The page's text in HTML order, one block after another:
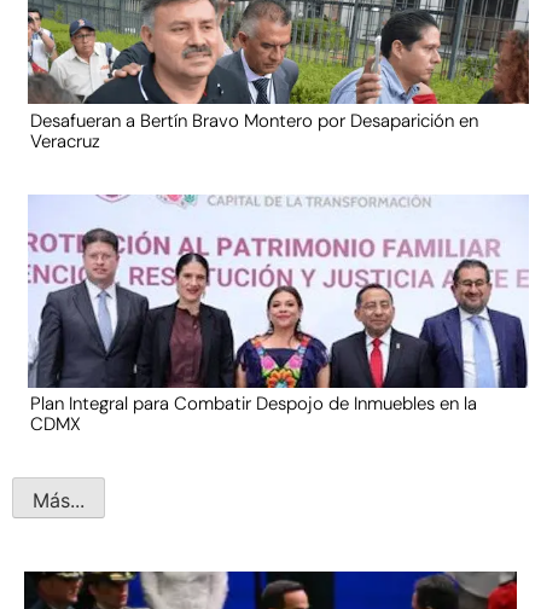
Desafueran a Bertín Bravo Montero por Desaparición en
Veracruz
Plan Integral para Combatir Despojo de Inmuebles en la
CDMX
Más...